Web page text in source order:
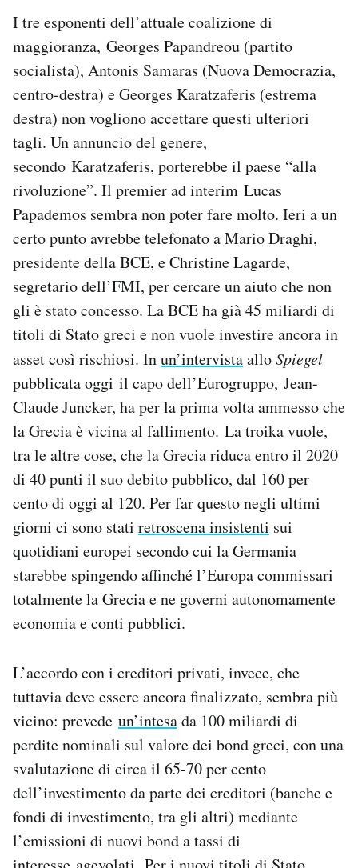
I tre esponenti dell’attuale coalizione di
maggioranza, Georges Papandreou (partito
socialista), Antonis Samaras (Nuova Democrazia,
centro-destra) e Georges Karatzaferis (estrema
destra) non vogliono accettare questi ulteriori
tagli. Un annuncio del genere,
secondo Karatzaferis, porterebbe il paese “alla
rivoluzione”. Il premier ad interim Lucas
Papademos sembra non poter fare molto. Ieri a un
certo punto avrebbe telefonato a Mario Draghi,
presidente della BCE, e Christine Lagarde,
segretario dell’FMI, per cercare un aiuto che non
gli è stato concesso. La BCE ha già 45 miliardi di
titoli di Stato greci e non vuole investire ancora in
asset così rischiosi. Inun’intervistaalloSpiegel
pubblicata oggi il capo dell’Eurogruppo, Jean-
Claude Juncker, ha per la prima volta ammesso che
la Grecia è vicina al fallimento. La troika vuole,
tra le altre cose, che la Grecia riduca entro il 2020
di 40 punti il suo debito pubblico, dal 160 per
cento di oggi al 120. Per far questo negli ultimi
giorni ci sono stati retroscena insistenti sui
quotidiani europei secondo cui la Germania
starebbe spingendo affinché l’Europa commissari
totalmente la Grecia e ne governi autonomamente
economia e conti pubblici.
L’accordo con i creditori privati, invece, che
tuttavia deve essere ancora finalizzato, sembra più
vicino: prevede un’intesada 100 miliardi di
perdite nominali sul valore dei bond greci, con una
svalutazione di circa il 65-70 per cento
dell’investimento da parte dei creditori (banche e
fondi di investimento, tra gli altri) mediante
l’emissioni di nuovi bond a tassi di